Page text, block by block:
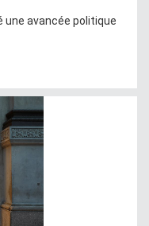
une avancée politique